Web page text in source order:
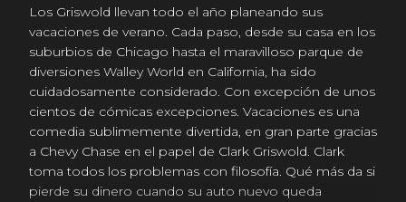
Los Griswold llevan todo el año planeando sus
vacaciones de verano. Cada paso, desde su casa en los
suburbios de Chicago hasta el maravilloso parque de
diversiones Walley World en California, ha sido
cuidadosamente considerado. Con excepción de unos
cientos de cómicas excepciones. Vacaciones es una
comedia sublimemente divertida, en gran parte gracias
a Chevy Chase en el papel de Clark Griswold. Clark
toma todos los problemas con filosofía. Qué más da si
pierde su dinero cuando su auto nuevo queda